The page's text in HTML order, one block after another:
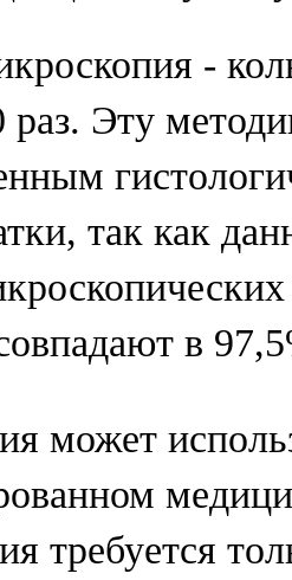
-
раз. Эту
так как
в
может
требуется